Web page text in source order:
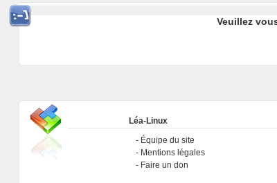
Veuillez
Léa-Linux
Équipe du site
Mentions légales
Faire un don